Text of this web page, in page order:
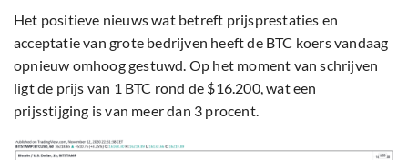
Het positieve nieuws wat betreft prijsprestaties en
acceptatie van grote bedrijven heeft de BTC koers vandaag
opnieuw omhoog gestuwd. Op het moment van schrijven
ligt de prijs van 1 BTC rond de $16.200, wat een
prijsstijging is van meer dan 3 procent.